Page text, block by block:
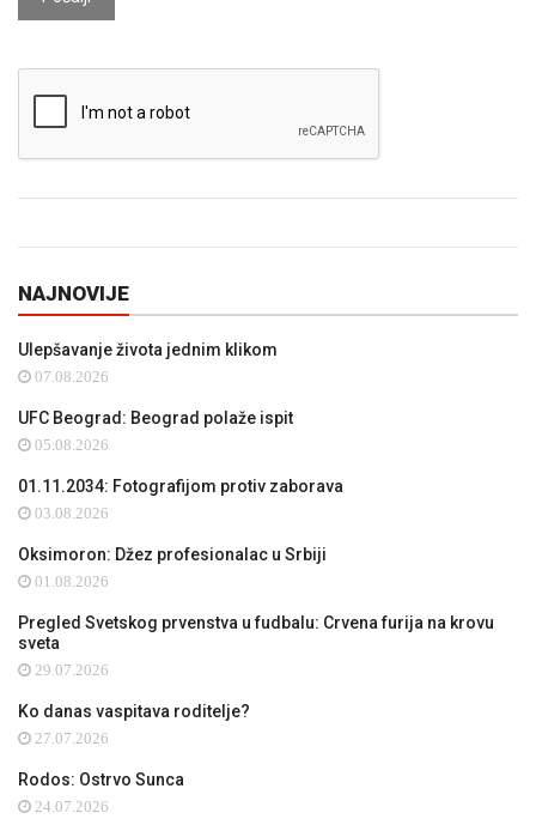
NAJNOVIJE
Ulepšavanje života jednim klikom
07.08.2026
UFC Beograd: Beograd polaže ispit
05.08.2026
01.11.2034: Fotografijom protiv zaborava
03.08.2026
Oksimoron: Džez profesionalac u Srbiji
01.08.2026
Pregled Svetskog prvenstva u fudbalu: Crvena furija na krovu
sveta
29.07.2026
Ko danas vaspitava roditelje?
27.07.2026
Rodos: Ostrvo Sunca
24.07.2026